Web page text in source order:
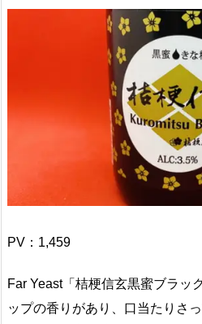
PV： 1,459
Far Yeast「桔梗信玄黒蜜ブラッ
ップの香りがあり、口当たりさ